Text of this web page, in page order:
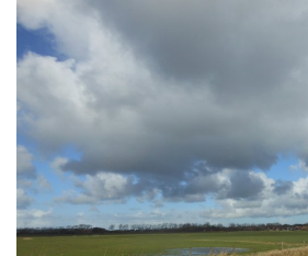
Plaats bericht